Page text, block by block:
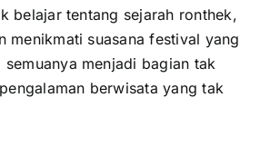
belajar tentang sejarah ronthek,
menikmati suasana festival yang
semuanya menjadi bagian tak
berwisata yang tak